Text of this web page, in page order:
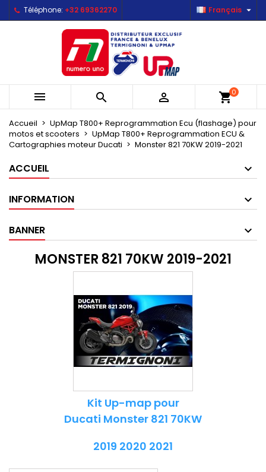
Téléphone: +32 69362270 Français 
   shopping_cart0
Accueil
UpMap T800+ Reprogrammation Ecu (flashage) pour
motos et scooters
UpMap T800+ Reprogrammation ECU &
Cartographies moteur Ducati
Monster 821 70KW 2019-2021
ACCUEIL
INFORMATION
BANNER
MONSTER 821 70KW 2019-2021
Kit Up-map pour
Ducati Monster 821 70KW
2019 2020 2021
Mes listes d'envies ×
Créer une nouvelle liste
((modalTitle)) ×
((confirmMessage))
((cancelText)) ((modalDeleteText))
Créer une liste d'envies ×
Nom de la liste d'envies
Connexion ×
Vous devez être connecté pour ajouter des produits
à votre liste d'envies.
Annuler Connexion